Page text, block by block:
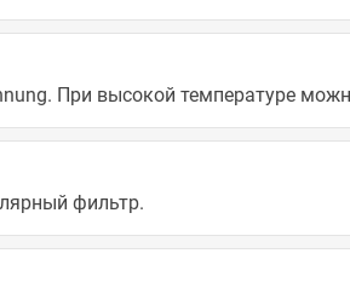
При высокой температуре
фильтр.